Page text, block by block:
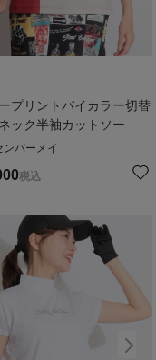
プリントバイカラー切替
ック半袖カットソー
ンバーメイ
税込